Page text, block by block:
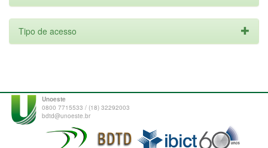
Tipo de acesso
Unoeste
0800 7715533 / (18) 32292003
bdtd@unoeste.br